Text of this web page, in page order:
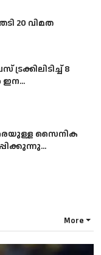
20 വിമത
8
സൈനിക
More